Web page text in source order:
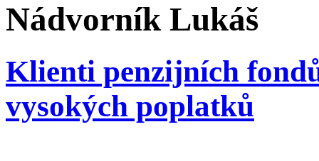
Nádvorník Lukáš
Klienti penzijních
vysokých poplatků